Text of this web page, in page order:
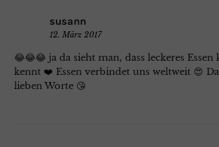
susann
12. März 2017
😂😂😂 ja da sieht man, dass leckeres Essen
kennt ❤️ Essen verbindet uns weltweit 😍
lieben Worte 😘